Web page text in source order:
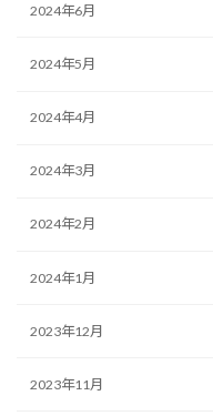
2024年6月
2024年5月
2024年4月
2024年3月
2024年2月
2024年1月
2023年12月
2023年11月